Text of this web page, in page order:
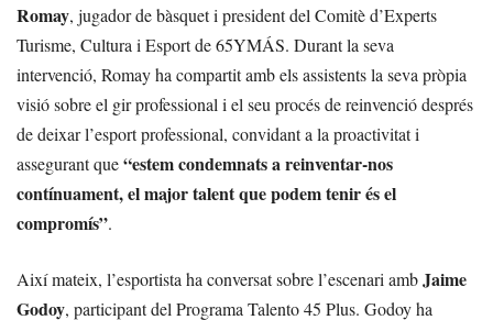
Romay, jugador de bàsquet i president del Comitè d’Experts
Turisme, Cultura i Esport de 65YMÁS. Durant la seva
intervenció, Romay ha compartit amb els assistents la seva pròpia
visió sobre el gir professional i el seu procés de reinvenció després
de deixar l’esport professional, convidant a la proactivitat i
assegurant que“estem condemnats a reinventar-nos
contínuament, el major talent que podem tenir és el
compromís”.
Així mateix, l’esportista ha conversat sobre l’escenari ambJaime
Godoy, participant del Programa Talento 45 Plus. Godoy ha